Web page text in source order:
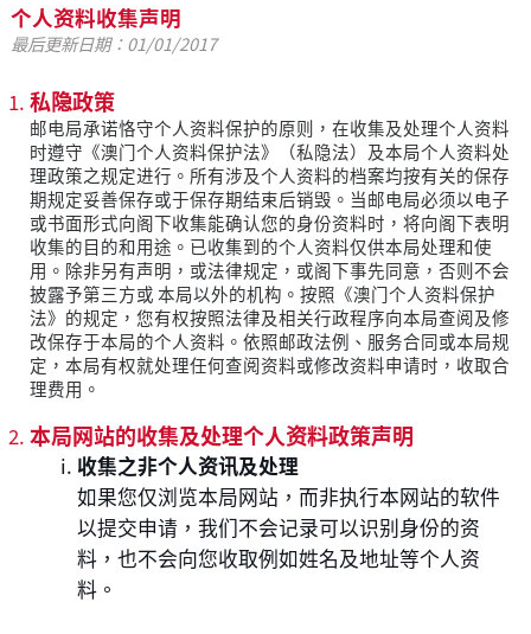
个人资料收集声明
最后更新日期：01/01/2017
私隐政策
邮电局承诺恪守个人资料保护的原则，在收集及处理个人资料
时遵守《澳门个人资料保护法》（私隐法）及本局个人资料处
理政策之规定进行。所有涉及个人资料的档案均按有关的保存
期规定妥善保存或于保存期结束后销毁。当邮电局必须以电子
或书面形式向阁下收集能确认您的身份资料时，将向阁下表明
收集的目的和用途。已收集到的个人资料仅供本局处理和使
用。除非另有声明，或法律规定，或阁下事先同意，否则不会
披露予第三方或 本局以外的机构。按照《澳门个人资料保护
法》的规定，您有权按照法律及相关行政程序向本局查阅及修
改保存于本局的个人资料。依照邮政法例、服务合同或本局规
定，本局有权就处理任何查阅资料或修改资料申请时，收取合
理费用。
本局网站的收集及处理个人资料政策声明
收集之非个人资讯及处理
如果您仅浏览本局网站，而非执行本网站的软件
以提交申请，我们不会记录可以识别身份的资
料，也不会向您收取例如姓名及地址等个人资
料。